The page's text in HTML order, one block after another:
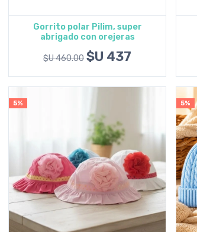
Agregar al carrito
Gorrito polar Pilim, super
abrigado con orejeras
$U 460.00 $U 437
5% 5%